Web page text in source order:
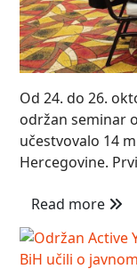
Od 24. do 26.
održan seminar
učestvovalo 14
Hercegovine.
Read more